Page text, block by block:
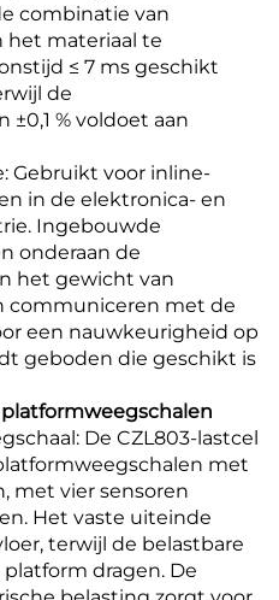
combinatie van
het materiaal te
≤ 7 ms geschikt
de
% voldoet aan
Gebruikt voor inline-
in de elektronica- en
Ingebouwde
onderaan de
het gewicht van
communiceren met de
een nauwkeurigheid op
geboden die geschikt is
De CZL803-lastcel
met
met vier sensoren
Het vaste uiteinde
terwijl de belastbare
dragen. De